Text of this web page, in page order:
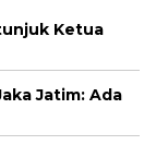
Ketua
Jatim: Ada